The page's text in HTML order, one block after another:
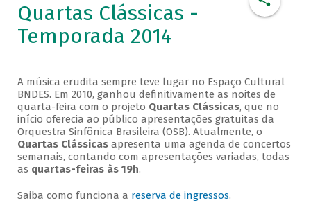
Quartas Clássicas -
Temporada 2014
A música erudita sempre teve lugar no Espaço Cultural
BNDES. Em 2010, ganhou definitivamente as noites de
quarta-feira com o projeto Quartas Clássicas, que no
início oferecia ao público apresentações gratuitas da
Orquestra Sinfônica Brasileira (OSB). Atualmente, o
Quartas Clássicasapresenta uma agenda de concertos
semanais, contando com apresentações variadas, todas
as quartas-feiras às 19h.
Saiba como funciona a reserva de ingressos.